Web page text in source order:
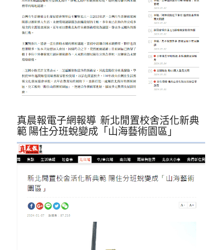
真晨報電子網報導 新北閒置校舍活化新典
範 陽住分班蛻變成「山海藝術園區」